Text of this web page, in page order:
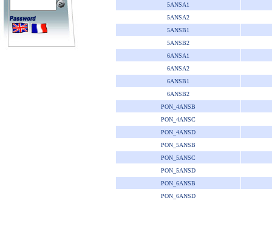
5ANSA1
5ANSA2
5ANSB1
5ANSB2
6ANSA1
6ANSA2
6ANSB1
6ANSB2
PON_4ANSB
PON_4ANSC
PON_4ANSD
PON_5ANSB
PON_5ANSC
PON_5ANSD
PON_6ANSB
PON_6ANSD